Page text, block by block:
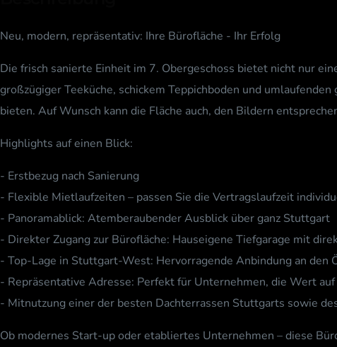
Neu, modern, repräsentativ: Ihre Bürofläche - Ihr Erfolg
Die frisch sanierte Einheit im 7. Obergeschoss bietet nicht nur
großzügiger Teeküche, schickem Teppichboden und
bieten. Auf Wunsch kann die Fläche auch, den Bildern
Highlights auf einen Blick:
- Erstbezug nach Sanierung
- Flexible Mietlaufzeiten – passen Sie die Vertragslaufzeit
- Panoramablick: Atemberaubender Ausblick über ganz Stuttgart
- Direkter Zugang zur Bürofläche: Hauseigene Tiefgarage mit
- Top-Lage in Stuttgart-West: Hervorragende Anbindung an den
- Repräsentative Adresse: Perfekt für Unternehmen, die Wert
- Mitnutzung einer der besten Dachterrassen Stuttgarts sowie
Ob modernes Start-up oder etabliertes Unternehmen – diese